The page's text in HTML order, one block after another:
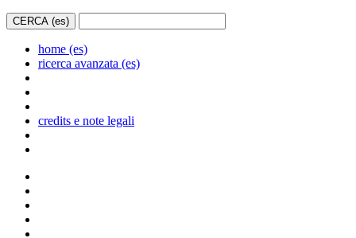
home (es)
ricerca avanzata (es)
credits e note legali